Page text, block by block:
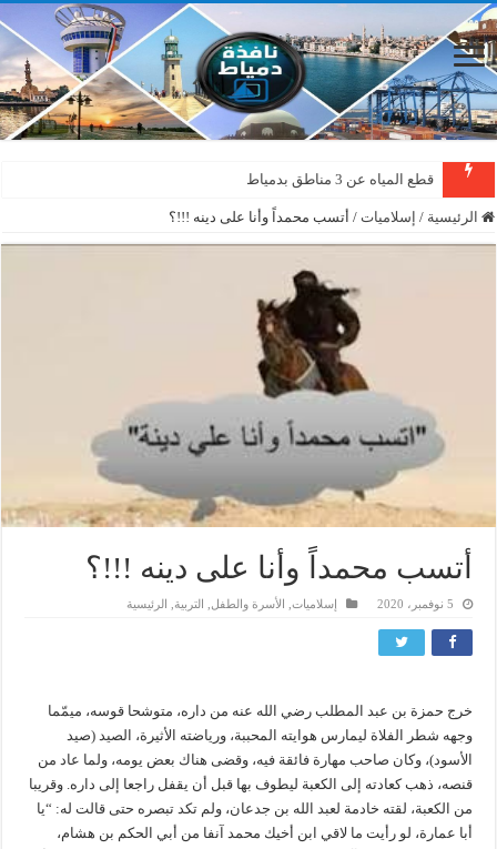
قطع المياه عن 3 مناطق بدمياط
الرئيسية / إسلاميات / أتسب محمداً وأنا على دينه !!!؟
أتسب محمداً وأنا على دينه !!!؟
5 نوفمبر، 2020 إسلاميات الأسرة والطفل التربية الرئيسية
خرج حمزة بن عبد المطلب رضي الله عنه من داره، متوشحا قوسه، ميمّما
وجهه شطر الفلاة ليمارس هوايته المحببة، ورياضته الأثيرة، الصيد (صيد
الأسود)، وكان صاحب مهارة فائقة فيه، وقضى هناك بعض يومه، ولما عاد من
قنصه، ذهب كعادته إلى الكعبة ليطوف بها قبل أن يقفل راجعا إلى داره. وقريبا
من الكعبة، لقته خادمة لعبد الله بن جدعان، ولم تكد تبصره حتى قالت له: “يا
أبا عمارة، لو رأيت ما لاقي ابن أخيك محمد آنفا من أبي الحكم بن هشام،